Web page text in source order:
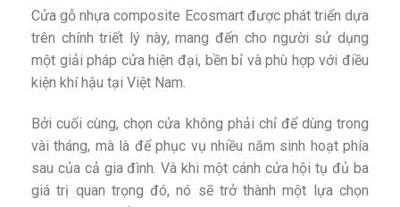
Cửa gỗ nhựa composite Ecosmart được phát triển dựa
trên chính triết lý này, mang đến cho người sử dụng
một giải pháp cửa hiện đại, bền bỉ và phù hợp với điều
kiện khí hậu tại Việt Nam.
Bởi cuối cùng, chọn cửa không phải chỉ để dùng trong
vài tháng, mà là để phục vụ nhiều năm sinh hoạt phía
sau của cả gia đình. Và khi một cánh cửa hội tụ đủ ba
giá trị quan trọng đó, nó sẽ trở thành một lựa chọn